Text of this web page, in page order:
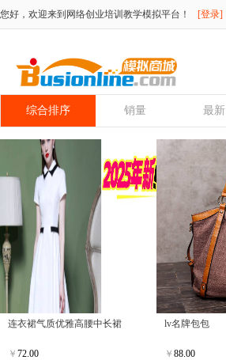
您好，欢迎来到网络创业培训教学模拟平台！ [登录]
综合排序 销量 最新
连衣裙气质优雅高腰中长裙
￥ 72.00
lv名牌包包
￥ 88.00